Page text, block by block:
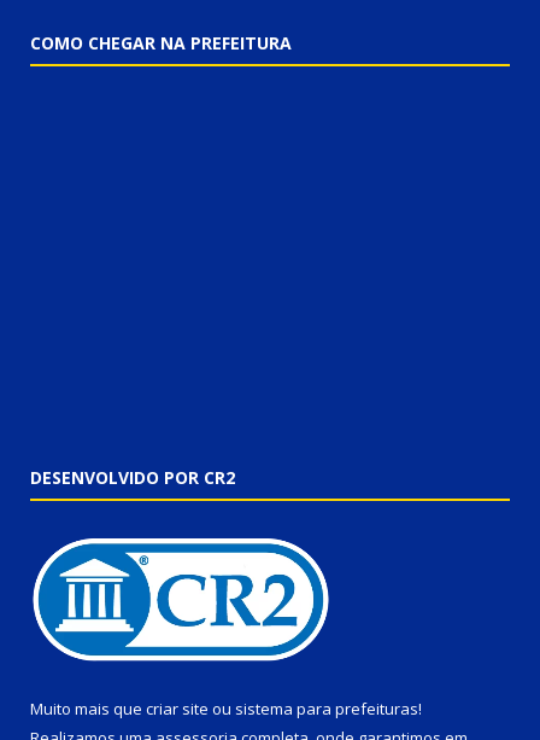
COMO CHEGAR NA PREFEITURA
DESENVOLVIDO POR CR2
Muito mais que criar site ou sistema para prefeituras!